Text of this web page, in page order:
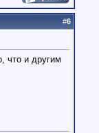
#6
что и другим